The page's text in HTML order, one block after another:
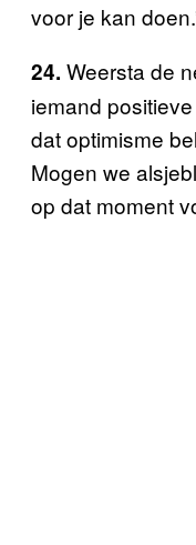
voor je kan
24. Weersta de
iemand
dat optimisme
Mogen we
op dat moment